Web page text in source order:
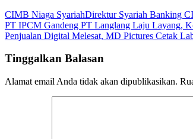
CIMB Niaga SyariahDirektur Syariah Banking
Navigasi
pos
PT IPCM Gandeng PT Langlang Laju Layang,
Penjualan Digital Melesat, MD Pictures Cetak
Tinggalkan Balasan
Alamat email Anda tidak akan dipublikasikan.